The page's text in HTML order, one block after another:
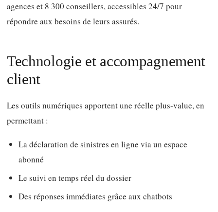
agences et 8 300 conseillers, accessibles 24/7 pour
répondre aux besoins de leurs assurés.
Technologie et accompagnement
client
Les outils numériques apportent une réelle plus-value, en
permettant :
La déclaration de sinistres en ligne via un espace
abonné
Le suivi en temps réel du dossier
Des réponses immédiates grâce aux chatbots